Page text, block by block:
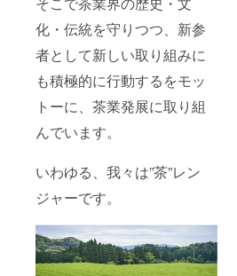
化・伝統を守りつつ、新参
者として新しい取り組みに
も積極的に行動するをモッ
トーに、茶業発展に取り組
んでいます。
いわゆる、我々は”茶”レン
ジャーです。